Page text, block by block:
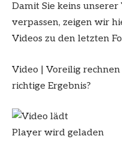
Damit Sie keins
verpassen, zeigen wir
Videos zu den letzten
Video | Voreilig rechnen
richtige Ergebnis?
Player wird geladen